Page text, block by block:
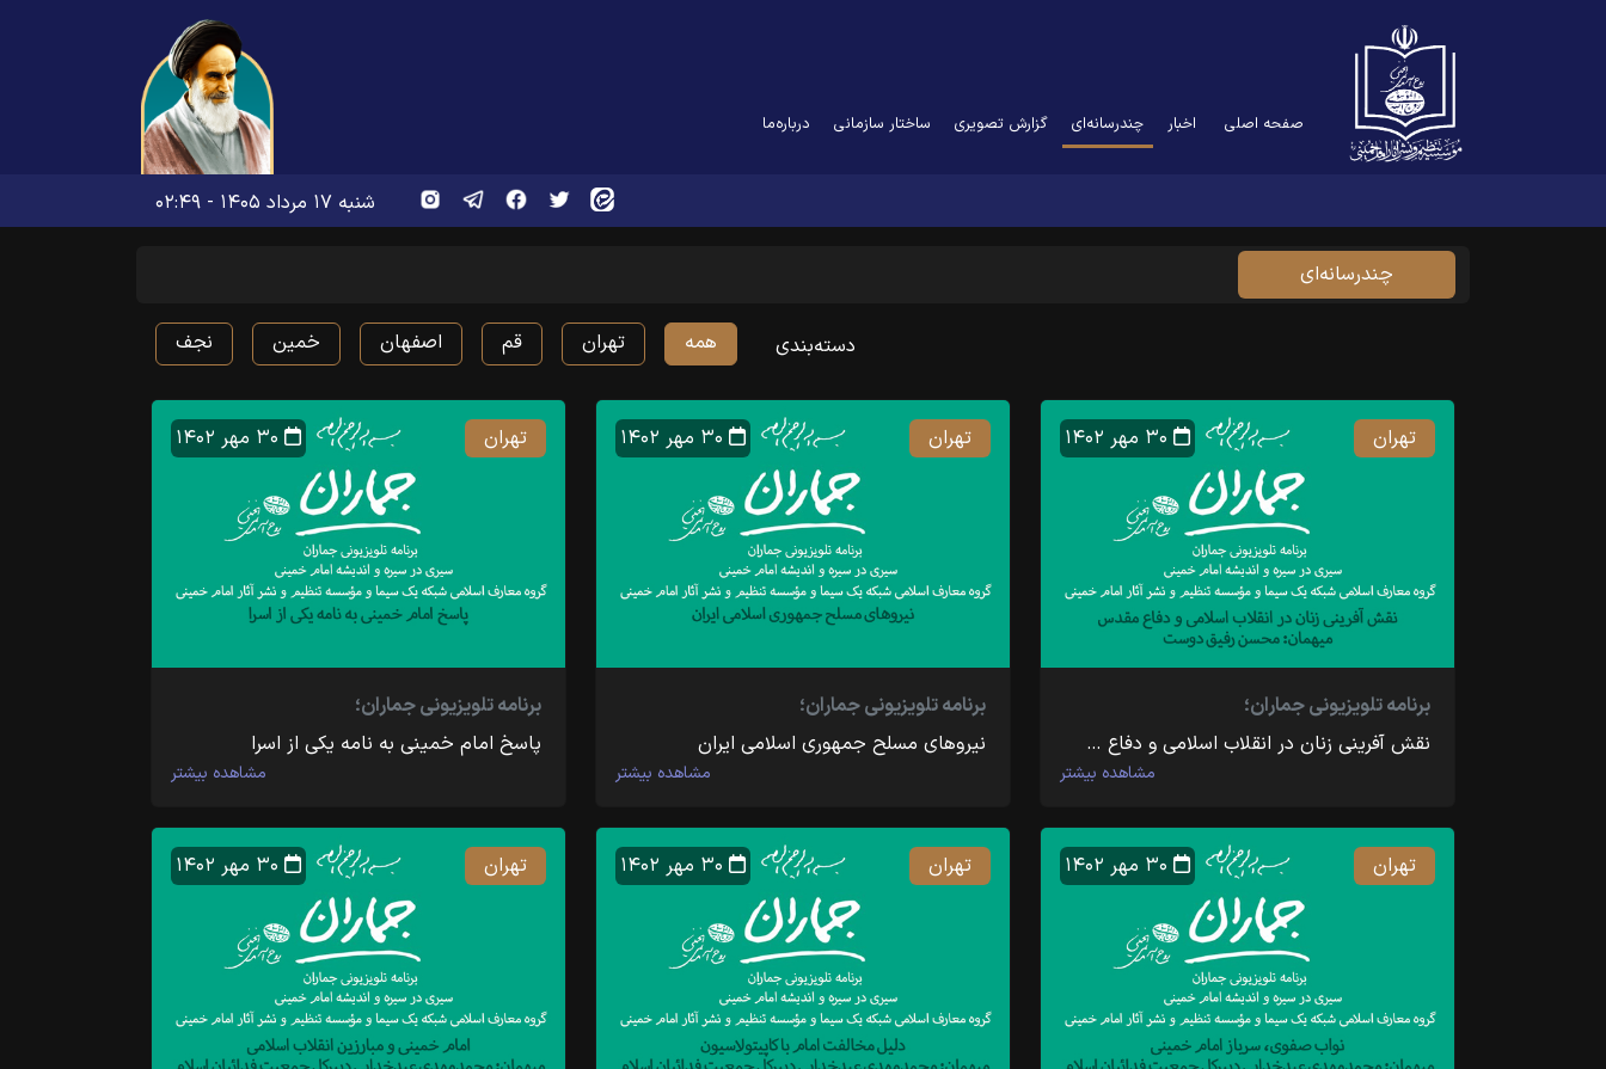
صفحه اصلی اخبار چندرسانه‌ای
(current) گزارش تصویری ساختار سازمانی درباره‌ما
شنبه ۱۷ مرداد ۱۴۰۵ - ۰۲:۴۹
چند‌رسانه‌‌ای
دسته‌بندی همه تهران قم اصفهان خمین نجف
برنامه تلویزیونی جماران؛
نقش آفرینی زنان در انقلاب اسلامی و دفاع …
مشاهده بیشتر
تهران
برنامه تلویزیونی جماران؛
نیروهای مسلح جمهوری اسلامی ایران
مشاهده بیشتر
تهران
برنامه تلویزیونی جماران؛
پاسخ امام خمینی به نامه یکی از اسرا
مشاهده بیشتر
تهران
تهران تهران تهران